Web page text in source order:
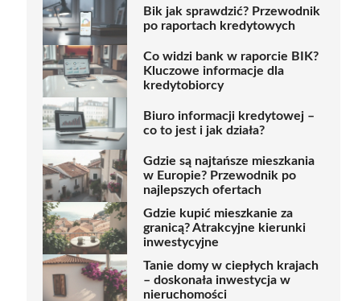
Bik jak sprawdzić? Przewodnik
po raportach kredytowych
Co widzi bank w raporcie BIK?
Kluczowe informacje dla
kredytobiorcy
Biuro informacji kredytowej –
co to jest i jak działa?
Gdzie są najtańsze mieszkania
w Europie? Przewodnik po
najlepszych ofertach
Gdzie kupić mieszkanie za
granicą? Atrakcyjne kierunki
inwestycyjne
Tanie domy w ciepłych krajach
– doskonała inwestycja w
nieruchomości